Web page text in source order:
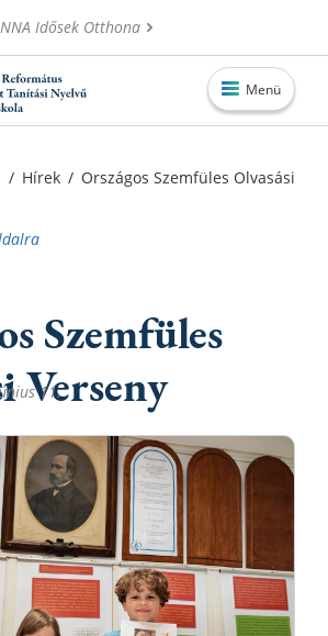
Idősek Otthona
Menü
/ Hírek / Országos Szemfüles Olvasási
Szemfüles
Verseny
11.